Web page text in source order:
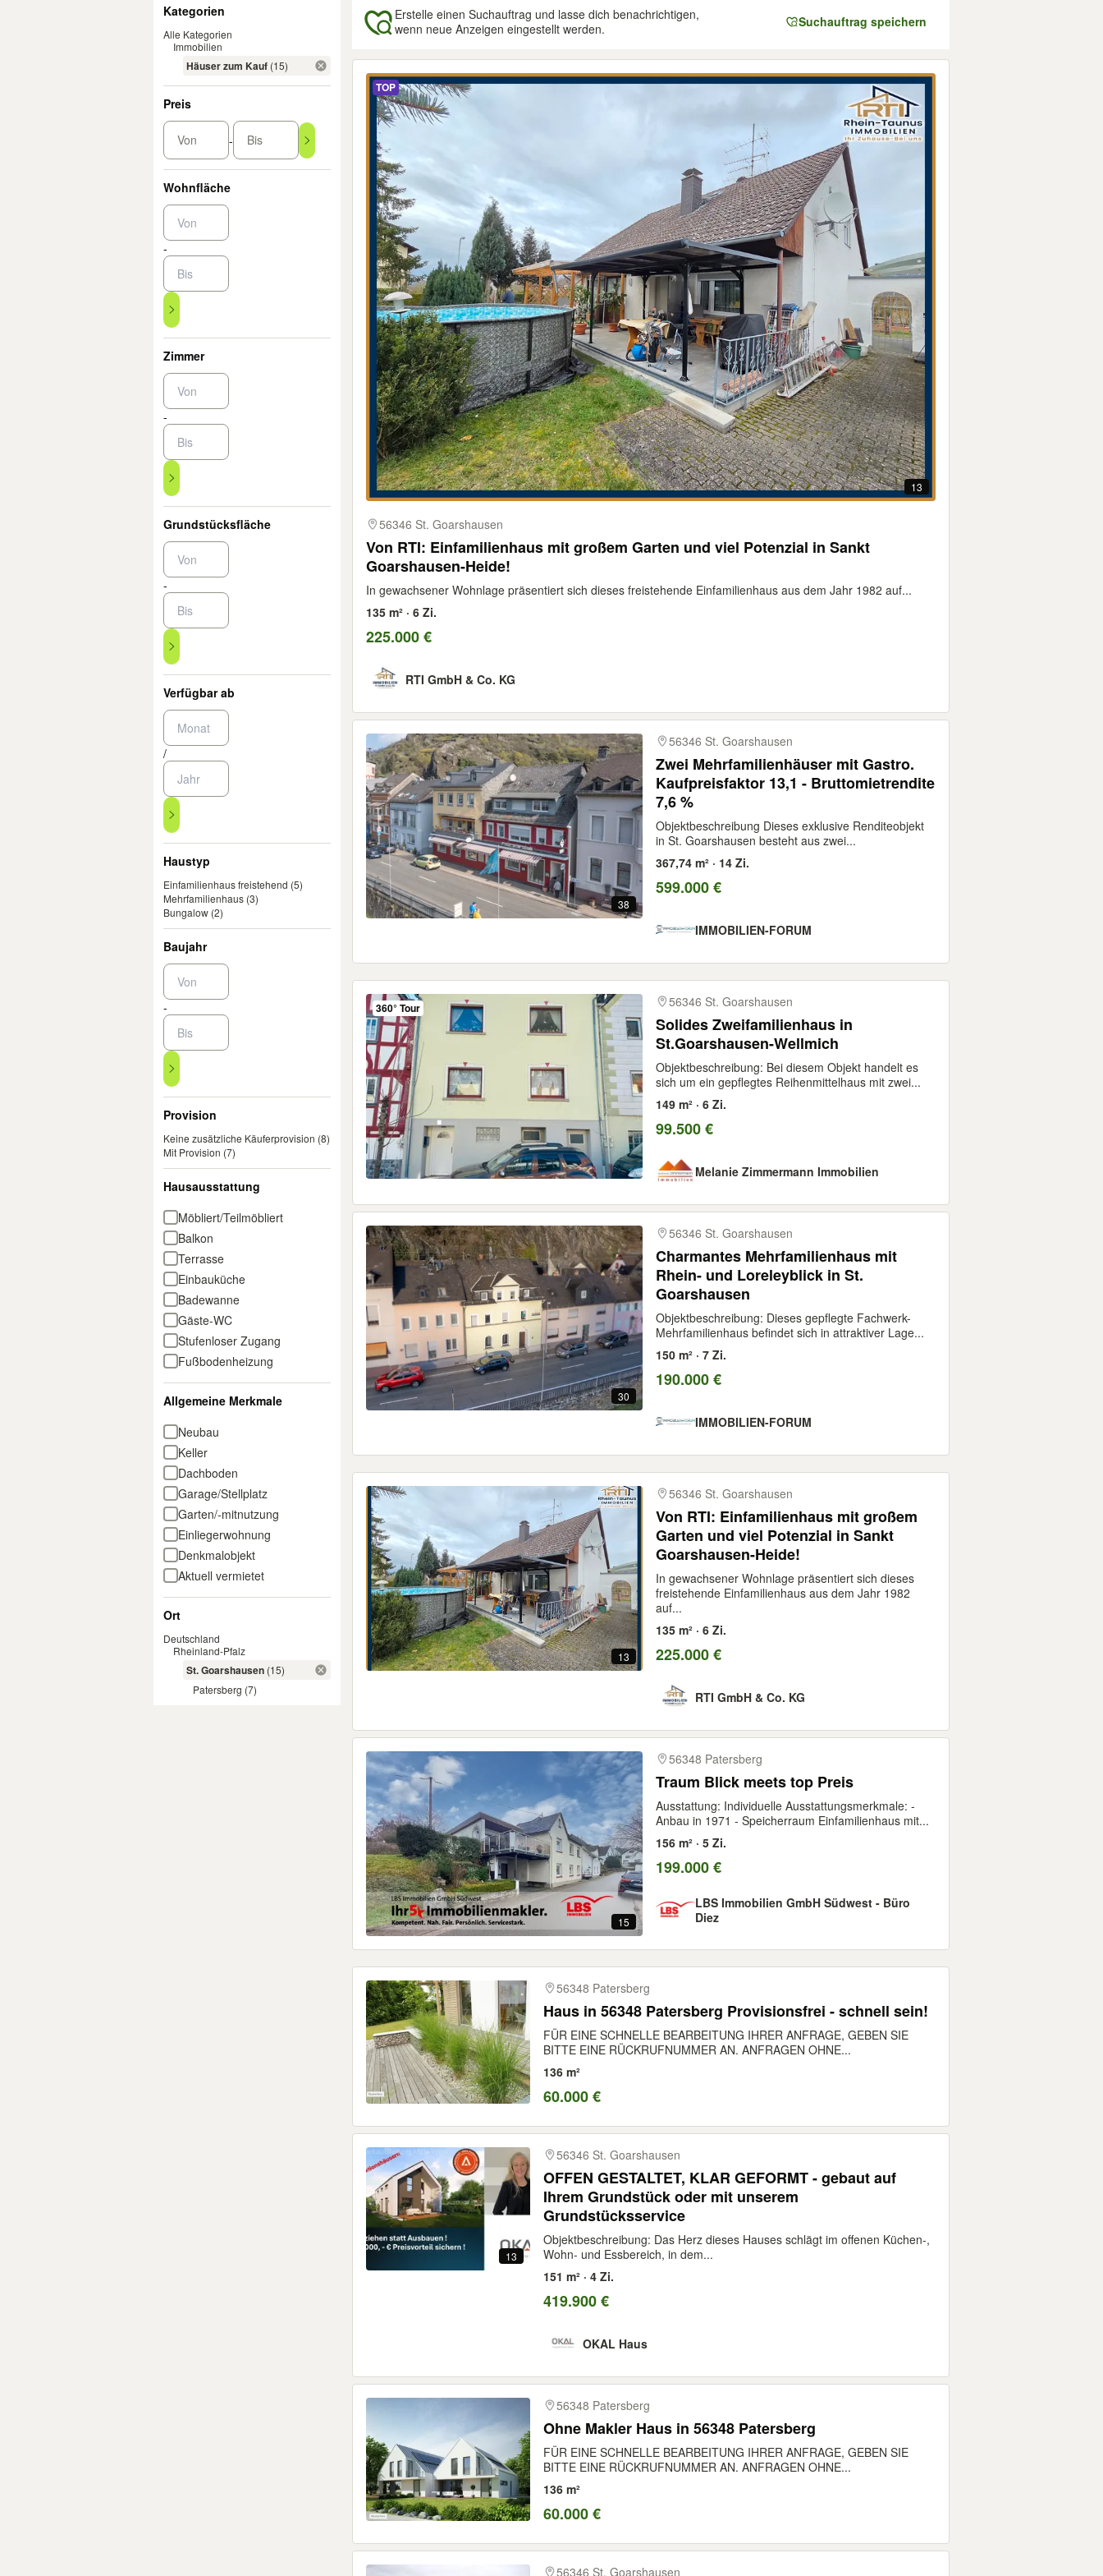
Kategorien
Alle Kategorien
Immobilien
Häuser zum Kauf (15)
Preis
Von - Bis
Wohnfläche
-
Zimmer
-
Grundstücksfläche
-
Verfügbar ab
/
Haustyp
Einfamilienhaus freistehend (5)
Mehrfamilienhaus (3)
Bungalow (2)
Baujahr
-
Provision
Keine zusätzliche Käuferprovision (8)
Mit Provision (7)
Hausausstattung
Möbliert/Teilmöbliert
Balkon
Terrasse
Einbauküche
Badewanne
Gäste-WC
Stufenloser Zugang
Fußbodenheizung
Allgemeine Merkmale
Neubau
Keller
Dachboden
Garage/Stellplatz
Garten/-mitnutzung
Einliegerwohnung
Denkmalobjekt
Aktuell vermietet
Ort
Deutschland
Rheinland-Pfalz
St. Goarshausen (15)
Patersberg (7)
Erstelle einen Suchauftrag und lasse dich benachrichtigen,
wenn neue Anzeigen eingestellt werden.
Suchauftrag speichern
Ergebnisse
13
TOP
56346 St. Goarshausen
Von RTI: Einfamilienhaus mit großem Garten und viel Potenzial in Sankt
Goarshausen-Heide!
In gewachsener Wohnlage präsentiert sich dieses freistehende Einfamilienhaus aus dem Jahr 1982 auf...
135 m² · 6 Zi.
225.000 €
RTI GmbH & Co. KG
38
56346 St. Goarshausen
Zwei Mehrfamilienhäuser mit Gastro.
Kaufpreisfaktor 13,1 - Bruttomietrendite
7,6 %
Objektbeschreibung Dieses exklusive Renditeobjekt
in St. Goarshausen besteht aus zwei...
367,74 m² · 14 Zi.
599.000 €
IMMOBILIEN-FORUM
360° Tour 56346 St. Goarshausen
Solides Zweifamilienhaus in
St.Goarshausen-Wellmich
Objektbeschreibung: Bei diesem Objekt handelt es
sich um ein gepflegtes Reihenmittelhaus mit zwei...
149 m² · 6 Zi.
99.500 €
Melanie Zimmermann Immobilien
30
56346 St. Goarshausen
Charmantes Mehrfamilienhaus mit
Rhein- und Loreleyblick in St.
Goarshausen
Objektbeschreibung: Dieses gepflegte Fachwerk-
Mehrfamilienhaus befindet sich in attraktiver Lage...
150 m² · 7 Zi.
190.000 €
IMMOBILIEN-FORUM
13
56346 St. Goarshausen
Von RTI: Einfamilienhaus mit großem
Garten und viel Potenzial in Sankt
Goarshausen-Heide!
In gewachsener Wohnlage präsentiert sich dieses
freistehende Einfamilienhaus aus dem Jahr 1982
auf...
135 m² · 6 Zi.
225.000 €
RTI GmbH & Co. KG
15
56348 Patersberg
Traum Blick meets top Preis
Ausstattung: Individuelle Ausstattungsmerkmale: -
Anbau in 1971 - Speicherraum Einfamilienhaus mit...
156 m² · 5 Zi.
199.000 €
LBS Immobilien GmbH Südwest - Büro
Diez
56348 Patersberg
Haus in 56348 Patersberg Provisionsfrei - schnell sein!
FÜR EINE SCHNELLE BEARBEITUNG IHRER ANFRAGE, GEBEN SIE
BITTE EINE RÜCKRUFNUMMER AN. ANFRAGEN OHNE...
136 m²
60.000 €
13
56346 St. Goarshausen
OFFEN GESTALTET, KLAR GEFORMT - gebaut auf
Ihrem Grundstück oder mit unserem
Grundstücksservice
Objektbeschreibung: Das Herz dieses Hauses schlägt im offenen Küchen-,
Wohn- und Essbereich, in dem...
151 m² · 4 Zi.
419.900 €
OKAL Haus
56348 Patersberg
Ohne Makler Haus in 56348 Patersberg
FÜR EINE SCHNELLE BEARBEITUNG IHRER ANFRAGE, GEBEN SIE
BITTE EINE RÜCKRUFNUMMER AN. ANFRAGEN OHNE...
136 m²
60.000 €
56346 St. Goarshausen